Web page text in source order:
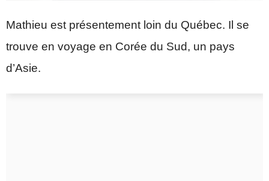
Mathieu est présentement loin du Québec. Il se
trouve en voyage en Corée du Sud, un pays
d’Asie.